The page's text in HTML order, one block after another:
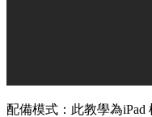
配備模式：此教學為